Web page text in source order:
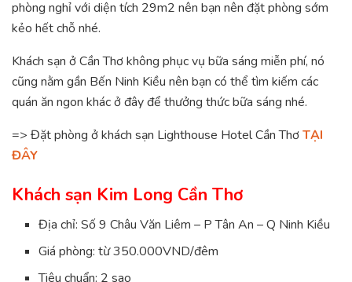
phòng nghỉ với diện tích 29m2 nên bạn nên đặt phòng sớm
kẻo hết chỗ nhé.
Khách sạn ở Cần Thơ không phục vụ bữa sáng miễn phí, nó
cũng nằm gần Bến Ninh Kiều nên bạn có thể tìm kiếm các
quán ăn ngon khác ở đây để thưởng thức bữa sáng nhé.
=> Đặt phòng ở khách sạn Lighthouse Hotel Cần ThơTẠI
ĐÂY
Khách sạn Kim Long Cần Thơ
Địa chỉ: Số 9 Châu Văn Liêm – P Tân An – Q Ninh Kiều
Giá phòng: từ 350.000VND/đêm
Tiêu chuẩn: 2 sao